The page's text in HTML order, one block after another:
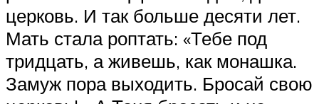
церковь. И так больше десяти лет.
Мать стала роптать: «Тебе под
тридцать, а живешь, как монашка.
Замуж пора выходить. Бросай свою